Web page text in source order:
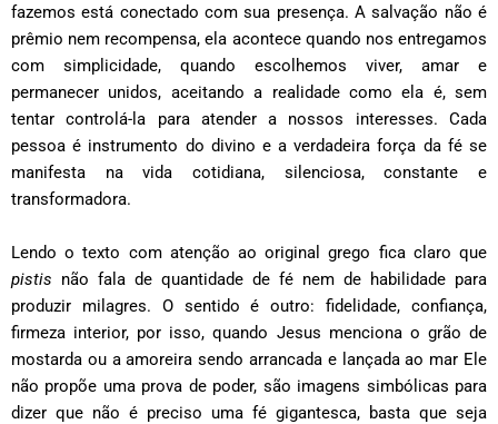
fazemos está conectado com sua presença. A salvação não é
prêmio nem recompensa, ela acontece quando nos entregamos
com simplicidade, quando escolhemos viver, amar e
permanecer unidos, aceitando a realidade como ela é, sem
tentar controlá-la para atender a nossos interesses. Cada
pessoa é instrumento do divino e a verdadeira força da fé se
manifesta na vida cotidiana, silenciosa, constante e
transformadora.
Lendo o texto com atenção ao original grego fica claro que
pistis não fala de quantidade de fé nem de habilidade para
produzir milagres. O sentido é outro: fidelidade, confiança,
firmeza interior, por isso, quando Jesus menciona o grão de
mostarda ou a amoreira sendo arrancada e lançada ao mar Ele
não propõe uma prova de poder, são imagens simbólicas para
dizer que não é preciso uma fé gigantesca, basta que seja